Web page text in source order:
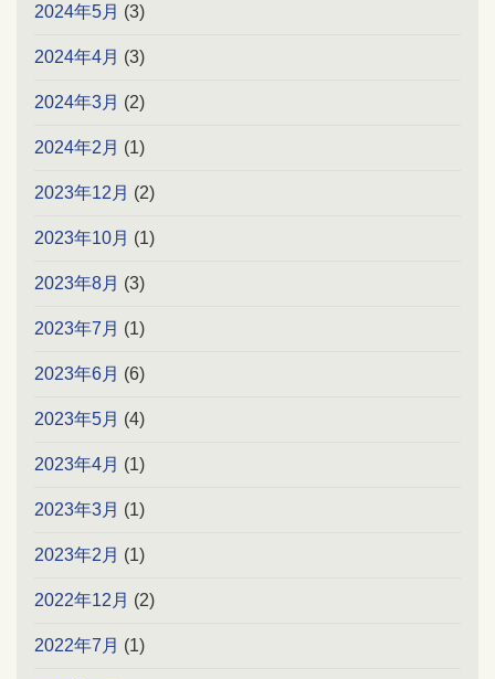
2024年5月 (3)
2024年4月 (3)
2024年3月 (2)
2024年2月 (1)
2023年12月 (2)
2023年10月 (1)
2023年8月 (3)
2023年7月 (1)
2023年6月 (6)
2023年5月 (4)
2023年4月 (1)
2023年3月 (1)
2023年2月 (1)
2022年12月 (2)
2022年7月 (1)